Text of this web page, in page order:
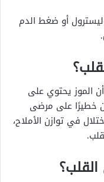
أو ضغط الدم
الموز يحتوي على
خطيرًا على مرضى
في توازن الأملاح،